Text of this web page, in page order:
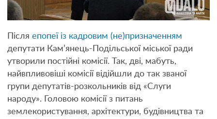
Після епопеї із кадровим (не)призначенням
депутати Кам’янець-Подільської міської ради
утворили постійні комісії. Так, дві, мабуть,
найвпливовіші комісії відійшли до так званої
групи депутатів-розкольників від «Слуги
народу». Головою комісії з питань
землекористування, архітектури, будівництва та